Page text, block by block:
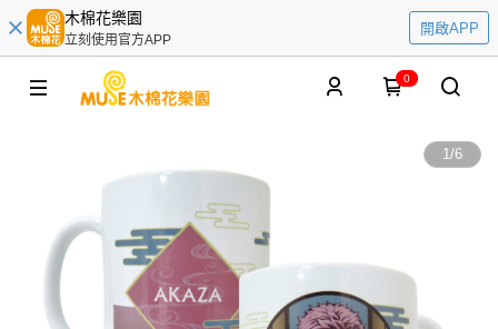
木棉花樂園
立刻使用官方APP
開啟APP
0
1/6